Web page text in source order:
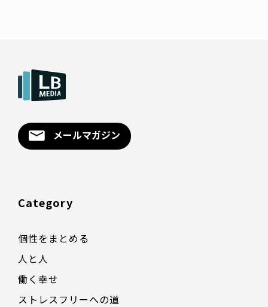
メールマガジン
Category
個性をまとめる
人と人
働く幸せ
ストレスフリーへの道